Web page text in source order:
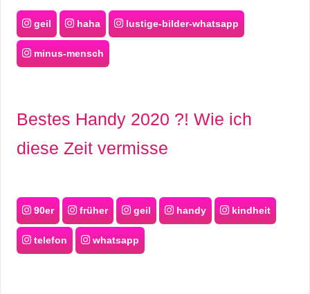
geil haha lustige-bilder-whatsapp
minus-mensch
Bestes Handy 2020 ?! Wie ich
diese Zeit vermisse
90er früher geil handy kindheit
telefon whatsapp